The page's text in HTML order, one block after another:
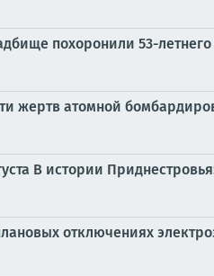
похоронили 53-
жертв атомной
В истории
отключениях